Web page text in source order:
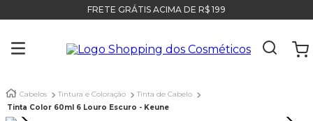
FRETE GRÁTIS ACIMA DE R$ 199
Cabelos Tintura e Coloração
Tinta de Cabelo
Tinta Color 60ml 6 Louro Escuro - Keune